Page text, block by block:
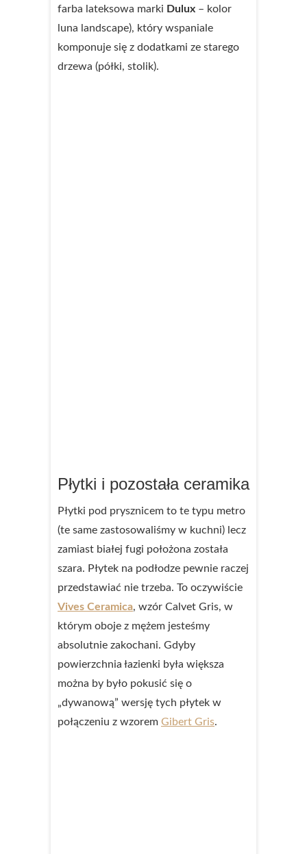
farba lateksowa marki Dulux – kolor
luna landscape), który wspaniale
komponuje się z dodatkami ze starego
drzewa (półki, stolik).
Płytki i pozostała ceramika
Płytki pod prysznicem to te typu metro
(te same zastosowaliśmy w kuchni) lecz
zamiast białej fugi położona została
szara. Płytek na podłodze pewnie raczej
przedstawiać nie trzeba. To oczywiście
Vives Ceramica, wzór Calvet Gris, w
którym oboje z mężem jesteśmy
absolutnie zakochani. Gdyby
powierzchnia łazienki była większa
można by było pokusić się o
„dywanową” wersję tych płytek w
połączeniu z wzorem Gibert Gris.